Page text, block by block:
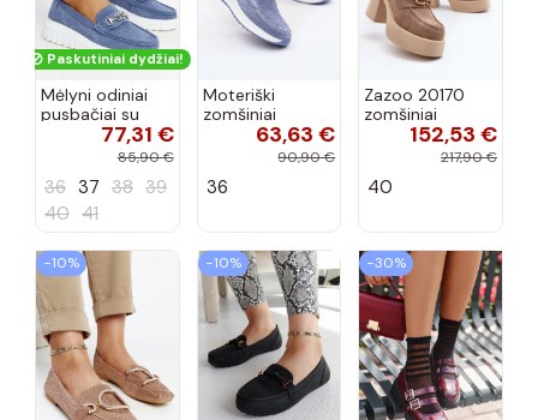
Paskutiniai dydžiai!
Mėlyni odiniai
pusbačiai su
dekoratyvine
sagtimi Taija
77,31 €
85,90 €
36 37 38 39
40 41
Moteriški
zomšiniai
mokasinai
Demela mėlynos
63,63 €
90,90 €
36
Zazoo 20170
zomšiniai
bateliai su
kulniukais smėlio
152,53 €
217,90 €
40
−10% −10% −30%